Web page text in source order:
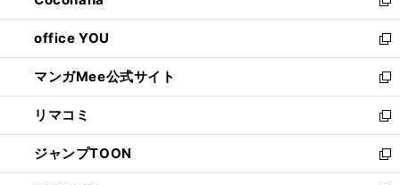
開
く
ウ
で
開
く
ウ
ィ
ン
ド
ウ
で
開
く
新
し
い
ウ
ィ
ン
ド
ウ
で
開
office YOU
新
し
い
ウ
ィ
ン
ド
ウ
マンガMee公式サイト
新
し
い
ウ
ィ
ン
リマコミ
新
し
い
ウ
ジャンプTOON
新
し